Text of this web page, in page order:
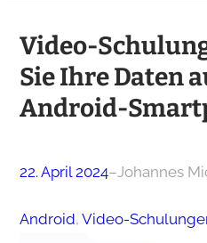
Video-
Sie Ihre Daten
Android-
22. April 2024–Johannes
Android, Video-